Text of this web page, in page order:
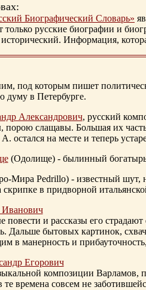
Биографический Словарь»
только русские биографии и
Информация,
под которым пишет
думу в Петербурге.
Александрович, русский
порою слащавы. Большая их
остался на месте и теперь
(Одолище) - былинный
Мира Pedrillo) - известный шут,
в придворной
и рассказы его страдают
Дальше бытовых картинок,
в манерность и
Егорович
композиции Варламов,
те времена совсем не